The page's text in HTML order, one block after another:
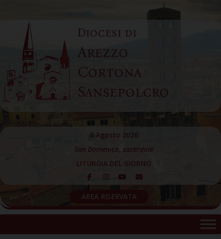
content
Diocesi di
Arezzo
Cortona
Sansepolcro
8 Agosto 2026
San Domenico, sacerdote
LITURGIA DEL GIORNO
AREA RISERVATA